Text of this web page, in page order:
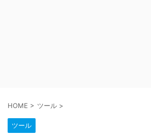
HOME > ツール >
ツール